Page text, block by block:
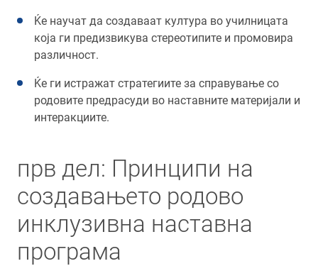
Ќе научат да создаваат култура во училницата
која ги предизвикува стереотипите и промовира
различност.
Ќе ги истражат стратегиите за справување со
родовите предрасуди во наставните материјали и
интеракциите.
прв дел: Принципи на
создавањето родово
инклузивна наставна
програма